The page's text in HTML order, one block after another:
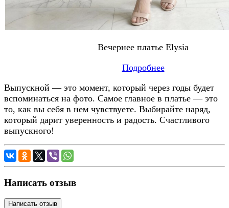
Вечернее платье Elysia
Подробнее
Выпускной — это момент, который через годы будет
вспоминаться на фото. Самое главное в платье — это
то, как вы себя в нем чувствуете. Выбирайте наряд,
который дарит уверенность и радость. Счастливого
выпускного!
Написать отзыв
Написать отзыв